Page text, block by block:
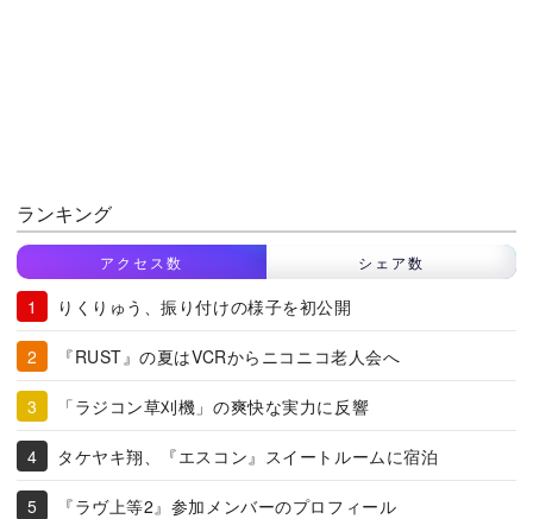
ランキング
アクセス数 シェア数
りくりゅう、振り付けの様子を初公開
『RUST』の夏はVCRからニコニコ老人会へ
「ラジコン草刈機」の爽快な実力に反響
タケヤキ翔、『エスコン』スイートルームに宿泊
『ラヴ上等2』参加メンバーのプロフィール